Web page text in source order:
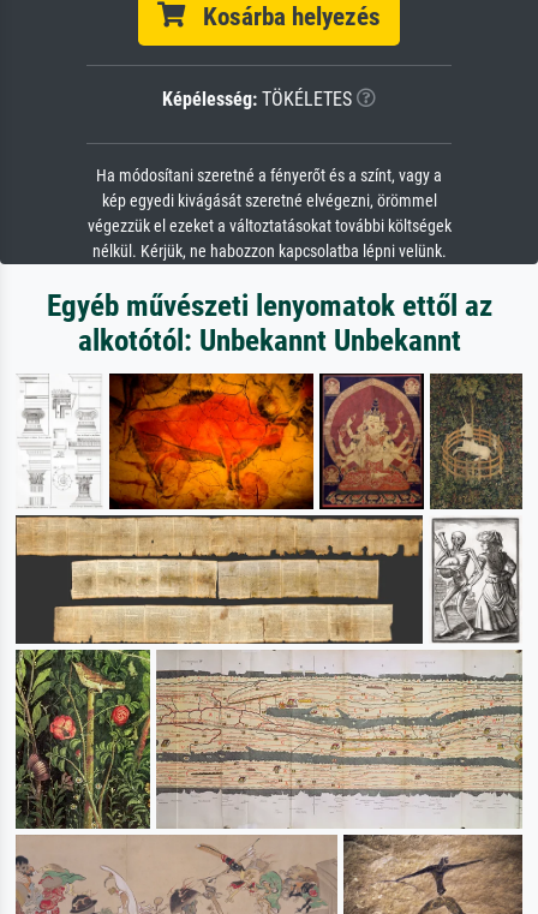
Kosárba helyezés
Képélesség: TÖKÉLETES
Ha módosítani szeretné a fényerőt és a színt, vagy a
kép egyedi kivágását szeretné elvégezni, örömmel
végezzük el ezeket a változtatásokat további költségek
nélkül. Kérjük, ne habozzon kapcsolatba lépni velünk.
Egyéb művészeti lenyomatok ettől az
alkotótól: Unbekannt Unbekannt